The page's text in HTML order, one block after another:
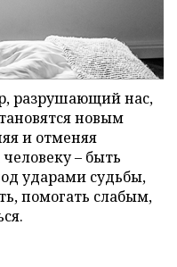
разрушающий нас,
новым
и отменяя
– быть
ударами судьбы,
помогать слабым,